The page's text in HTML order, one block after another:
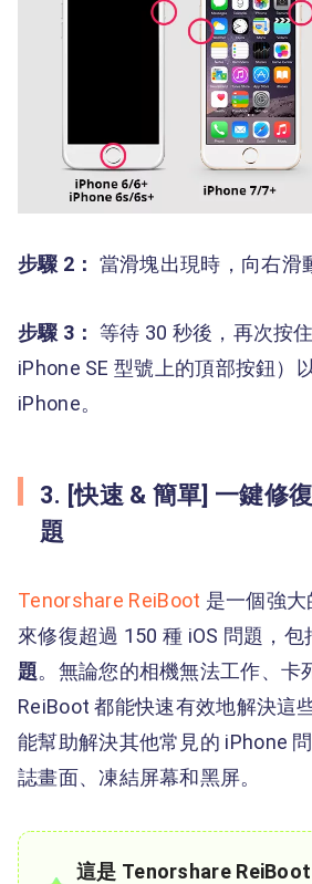
步驟 2： 當滑塊出現時，向右滑
步驟 3： 等待 30 秒後，再次按
iPhone SE 型號上的頂部按鈕）
iPhone。
3. [快速 & 簡單] 一鍵修
題
Tenorshare ReiBoot 是一個強
來修復超過 150 種 iOS 問題，包
題。無論您的相機無法工作、卡
ReiBoot 都能快速有效地解決這
能幫助解決其他常見的 iPhone
誌畫面、凍結屏幕和黑屏。
這是 Tenorshare